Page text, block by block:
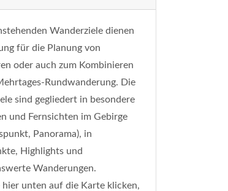
Wanderziele dienen
für die Planung von
oder auch zum Kombinieren
Rundwanderung. Die
sind gegliedert in besondere
und Fernsichten im Gebirge
Panorama), in
Highlights und
Wanderungen.
hier unten auf die Karte klicken,